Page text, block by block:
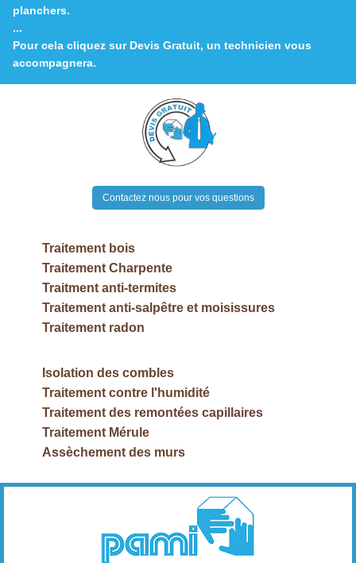
planchers.
...
Pour cela cliquez sur Devis Gratuit, un technicien vous
accompagnera.
Contactez nous pour vos questions
Traitement bois
Traitement Charpente
Traitment anti-termites
Traitement anti-salpêtre et moisissures
Traitement radon
Isolation des combles
Traitement contre l'humidité
Traitement des remontées capillaires
Traitement Mérule
Assèchement des murs